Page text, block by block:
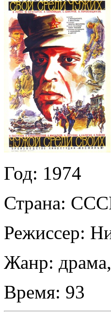
Год: 1974
Страна:
Режиссер:
Жанр:
Время: 93